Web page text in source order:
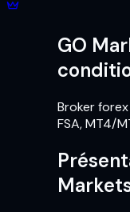
GO
Broker forex
FSA, MT4/